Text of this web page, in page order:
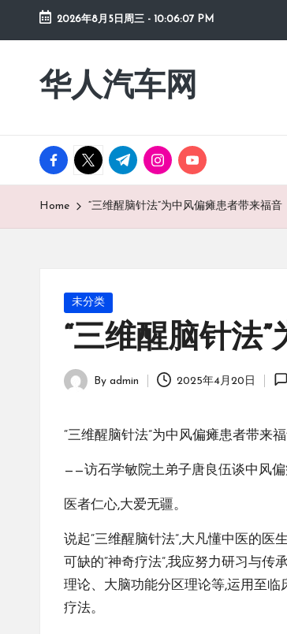
Skip
content
2026年8月5日周三 - 10:06:08 PM
华人汽车网
facebook.com
twitter.com
t.me instagram.com
youtube.com
Home “三维醒脑针法”为中风偏瘫患者带来福音
Posted
in
未分类
“三维醒脑针法
Posted
By admin 2025年4月20日
“三维醒脑针法”为中风偏瘫患者带来
——访石学敏院土弟子唐良伍谈中风
医者仁心,大爱无疆。
说起“三维醒脑针法”,大凡懂中医的医
可缺的“神奇疗法”,我应努力研习与
理论、大脑功能分区理论等,运用至临
疗法。